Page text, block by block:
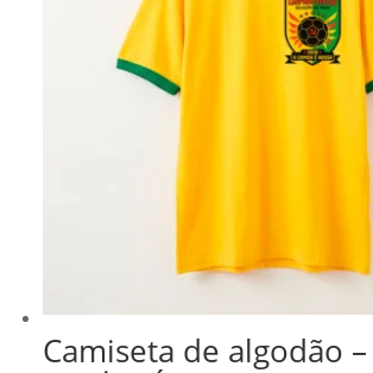
Camiseta de algodão